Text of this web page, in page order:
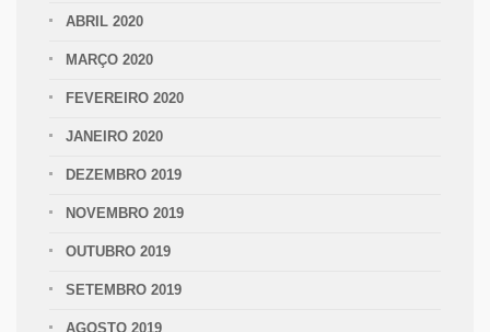
ABRIL 2020
MARÇO 2020
FEVEREIRO 2020
JANEIRO 2020
DEZEMBRO 2019
NOVEMBRO 2019
OUTUBRO 2019
SETEMBRO 2019
AGOSTO 2019